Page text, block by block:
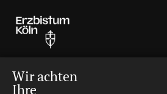
Wir achten
Ihre